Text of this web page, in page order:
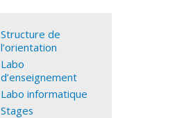
Structure de
l’orientation
Labo
d’enseignement
Labo informatique
Stages